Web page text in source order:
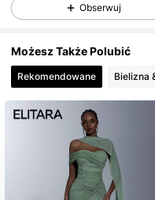
190K
4,84
4,84
4,84 190K
Obserwuj
Możesz Także Polubić
Rekomendowane Bielizna